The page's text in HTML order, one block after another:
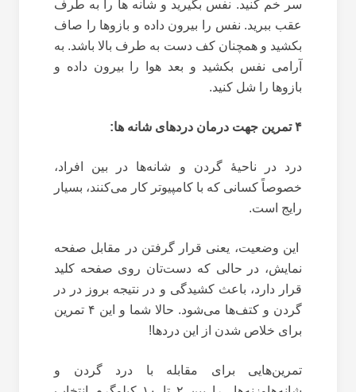
سر خم کنید. نفس بگیرید و شانه ها را به طرف
عقب ببرید. نفس را بیرون داده و بازوها را صاف
بکشید و همچنان کف دست به طرف بالا باشد. به
آرامی نفس بکشید و بعد هوا را بیرون داده و
بازوها را شل کنید.
۴ تمرین جهت درمان دردهای شانه ‌ها:
درد در ناحیۀ گردن و شانه‌ها در بین افراد،
خصوصاً کسانی که با کامپیوتر کار می‌کنند، بسیار
رایج است.
این وضعیت، یعنی قرار گرفتن در مقابل صفحه
نمایش، در حالی که دست‌تان روی صفحه کلید
قرار دارد، باعث کشیدگی و در نتیجه بروز در در
گردن و کتف‌ها می‌شود. حالا شما و این ۴ تمرین
برای خلاص شدن از این دردها!
تمرین‌هایی برای مقابله با درد گردن و